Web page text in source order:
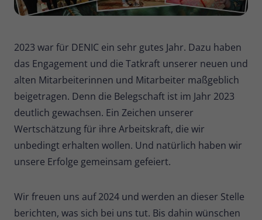
2023 war für DENIC ein sehr gutes Jahr. Dazu haben
das Engagement und die Tatkraft unserer neuen und
alten Mitarbeiterinnen und Mitarbeiter maßgeblich
beigetragen. Denn die Belegschaft ist im Jahr 2023
deutlich gewachsen. Ein Zeichen unserer
Wertschätzung für ihre Arbeitskraft, die wir
unbedingt erhalten wollen. Und natürlich haben wir
unsere Erfolge gemeinsam gefeiert.
Wir freuen uns auf 2024 und werden an dieser Stelle
berichten, was sich bei uns tut. Bis dahin wünschen